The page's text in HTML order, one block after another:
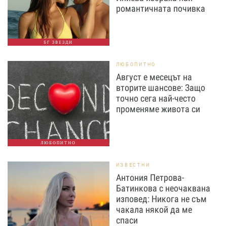
БГ ЗВЕЗДИ
романтичната почивка
ЛЮБОПИТНО
ЛЮБОПИТНО
Август е месецът на
вторите шансове: Защо
точно сега най-често
променяме живота си
ИЗВЕСТНИ
Антония Петрова-
Батинкова с неочаквана
изповед: Никога не съм
чакала някой да ме
спаси